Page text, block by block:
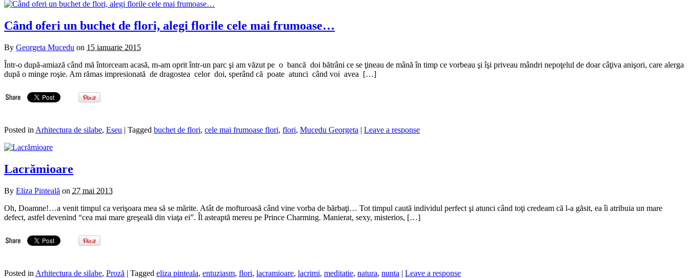
Când oferi un buchet de flori, alegi florile cele mai frumoase…
By Georgeta Mucedu on 15 ianuarie 2015
Într-o după-amiază când mă întorceam acasă, m-am oprit într-un parc şi am văzut pe o bancă doi bătrâni ce se ţineau de mână în timp ce vorbeau şi îşi priveau mândri nepoţelul de doar câţiva anişori, care alerga
după o minge roşie. Am rămas impresionată de dragostea celor doi, sperând că poate atunci când voi avea […]
Posted in Arhitectura de silabe, Eseu | Tagged buchet de flori, cele mai frumoase flori, flori, Mucedu Georgeta | Leave a response
Lacrămioare
By Eliza Pinteală on 27 mai 2013
Oh, Doamne!…a venit timpul ca verişoara mea să se mărite. Atât de mofturoasă când vine vorba de bărbaţi… Tot timpul caută individul perfect şi atunci când toţi credeam că l-a găsit, ea îi atribuia un mare
defect, astfel devenind “cea mai mare greşeală din viaţa ei”. Îl asteaptă mereu pe Prince Charming. Manierat, sexy, misterios, […]
Posted in Arhitectura de silabe, Proză | Tagged eliza pinteala, entuziasm, flori, lacramioare, lacrimi, meditatie, natura, nunta | Leave a response